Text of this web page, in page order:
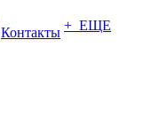
Контакты + ЕЩЕ